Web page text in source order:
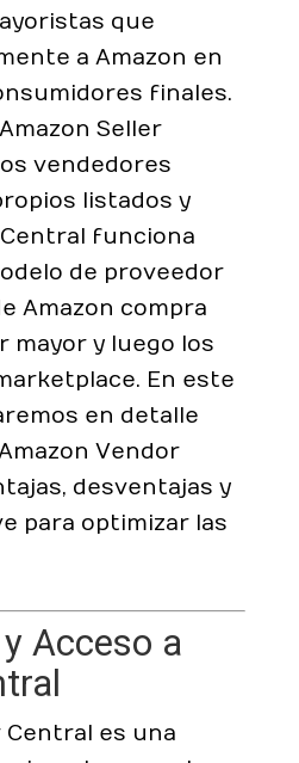
que
a Amazon en
finales.
Seller
vendedores
listados y
funciona
de proveedor
Amazon compra
mayor y luego los
En este
en detalle
Vendor
desventajas y
para optimizar las
Acceso a
Central es una